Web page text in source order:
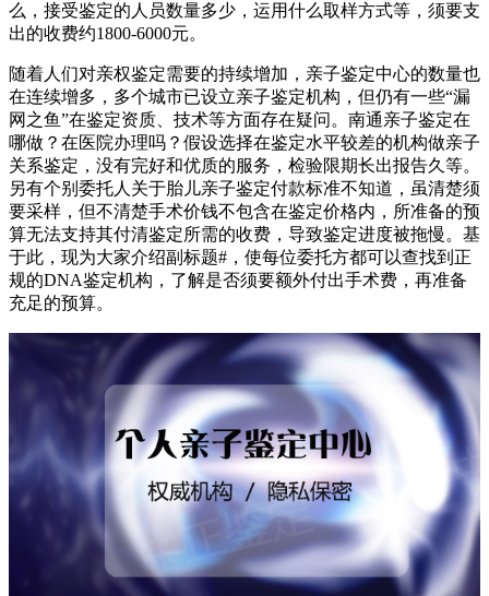
么，接受鉴定的人员数量多少，运用什么取样方式等，须要支
出的收费约1800-6000元。
随着人们对亲权鉴定需要的持续增加，亲子鉴定中心的数量也
在连续增多，多个城市已设立亲子鉴定机构，但仍有一些“漏
网之鱼”在鉴定资质、技术等方面存在疑问。南通亲子鉴定在
哪做？在医院办理吗？假设选择在鉴定水平较差的机构做亲子
关系鉴定，没有完好和优质的服务，检验限期长出报告久等。
另有个别委托人关于胎儿亲子鉴定付款标准不知道，虽清楚须
要采样，但不清楚手术价钱不包含在鉴定价格内，所准备的预
算无法支持其付清鉴定所需的收费，导致鉴定进度被拖慢。基
于此，现为大家介绍副标题#，使每位委托方都可以查找到正
规的DNA鉴定机构，了解是否须要额外付出手术费，再准备
充足的预算。